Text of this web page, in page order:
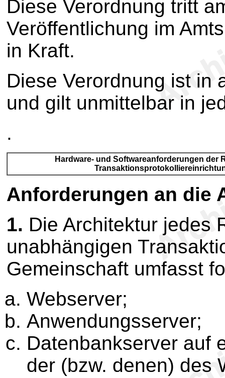
Diese Verordnung tritt
Veröffentlichung im
in Kraft.
Diese Verordnung ist in
und gilt unmittelbar in
.
Hardware- und Softwareanforderungen der
Anforderungen an die
1. Die Architektur jedes
unabhängigen
Gemeinschaft umfasst
Webserver;
Anwendungsserver;
Datenbankserver auf
der (bzw. denen) des